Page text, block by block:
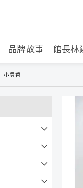
品牌故事 館長林
小貢香